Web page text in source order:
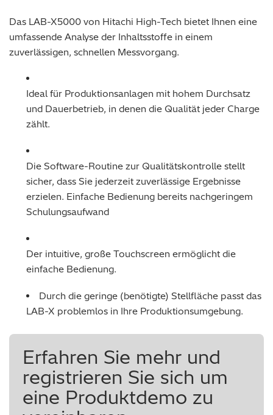
Das LAB-X5000 von Hitachi High-Tech bietet Ihnen eine
umfassende Analyse der Inhaltsstoffe in einem
zuverlässigen, schnellen Messvorgang.
Ideal für Produktionsanlagen mit hohem Durchsatz
und Dauerbetrieb, in denen die Qualität jeder Charge
zählt.
Die Software-Routine zur Qualitätskontrolle stellt
sicher, dass Sie jederzeit zuverlässige Ergebnisse
erzielen. Einfache Bedienung bereits nachgeringem
Schulungsaufwand
Der intuitive, große Touchscreen ermöglicht die
einfache Bedienung.
Durch die geringe (benötigte) Stellfläche passt das
LAB-X problemlos in Ihre Produktionsumgebung.
Erfahren Sie mehr und
registrieren Sie sich um
eine Produktdemo zu